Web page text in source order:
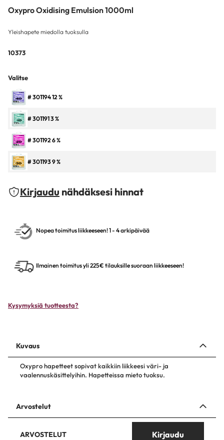
Oxypro Oxidising Emulsion 1000ml
Yleishapete miedolla tuoksulla
10373
Valitse
# 301194 12 %
# 301191 3 %
# 301192 6 %
# 301193 9 %
Kirjaudu nähdäksesi hinnat
Nopea toimitus liikkeeseen! 1 - 4 arkipäivää
Ilmainen toimitus yli 225€ tilauksille suoraan liikkeeseen!
Kysymyksiä tuotteesta?
Kuvaus
Oxypro hapetteet sopivat kaikkiin liikkeesi väri- ja
vaalennuskäsittelyihin. Hapetteissa mieto tuoksu.
Arvostelut
ARVOSTELUT Kirjaudu